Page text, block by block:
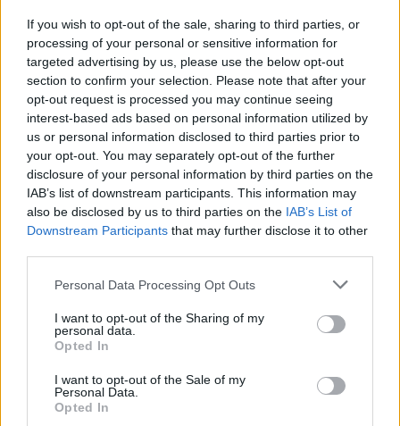
If you wish to opt-out of the sale, sharing to third parties, or
processing of your personal or sensitive information for
targeted advertising by us, please use the below opt-out
section to confirm your selection. Please note that after your
opt-out request is processed you may continue seeing
interest-based ads based on personal information utilized by
us or personal information disclosed to third parties prior to
your opt-out. You may separately opt-out of the further
disclosure of your personal information by third parties on the
IAB’s list of downstream participants. This information may
also be disclosed by us to third parties on the IAB’s List of
Downstream Participants that may further disclose it to other
Please note that this website/app uses one or more Google
not limited to your visit or usage behaviour. You may click to
grant or deny consent to Google and its third-party tags to
use your data for below specified purposes in below Google
consent section.
Personal Data Processing Opt Outs
I want to opt-out of the Sharing of my
personal data.
Opted In
I want to opt-out of the Sale of my
Personal Data.
Opted In
Már egy ideje lehet az Abaqoos-szal, vagyis a
"magyar PayPallal" is használni a Vaterát. Aztán
most jött egy sajtóközlemény, ami szerint az első
2000 olyan vaterás eladónak, aki regisztrál a Vatera
Abaqoos promócióra, 1000 forintot jóváírnak a
befizetéseiből. (OTPdirekt…
Az aukciós szájtok felelőssége
hírbehozó•2008. június 05.
Itt volt nekünk a hír múltkor, hogy egy német nő 1
euróért árulta az eBayen hét hónapos gyermekét,
csak azért, mert a baba sokas sírt. Az eBay körül
forrósodik a levegő mostanában Európában. Egy
francia bíróság például azért marasztalta el a
legnagyobb online aukciós…
Vateraing